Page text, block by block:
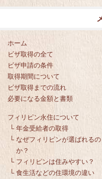
ホーム
ビザ取得の全て
ビザ申請の条件
取得期間について
ビザ取得までの流れ
必要になる金額と書類
フィリピン永住について
└ 年金受給者の取得
└ なぜフィリピンが選ばれるの
か？
└ フィリピンは住みやすい？
└ 食生活などの住環境の違い